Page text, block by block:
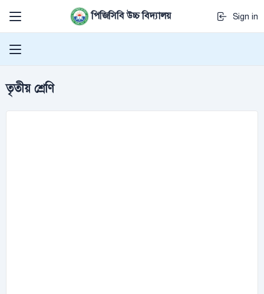
পিজিসিবি উচ্চ বিদ্যালয় Sign in
তৃতীয় শ্রেণি